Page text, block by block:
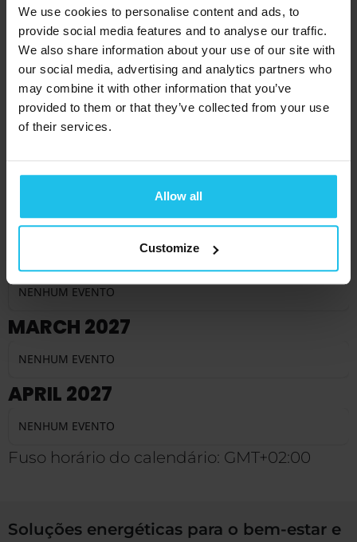
We use cookies to personalise content and ads, to
provide social media features and to analyse our traffic.
We also share information about your use of our site with
our social media, advertising and analytics partners who
may combine it with other information that you’ve
provided to them or that they’ve collected from your use
of their services.
Allow all
Customize
NENHUM EVENTO
NOVEMBRO DE 2026
NENHUM EVENTO
DEZEMBRO DE 2026
NENHUM EVENTO
JANEIRO DE 2027
NENHUM EVENTO
FEVEREIRO DE 2027
NENHUM EVENTO
MARCH 2027
NENHUM EVENTO
APRIL 2027
NENHUM EVENTO
Fuso horário do calendário: GMT+02:00
Soluções energéticas para o bem-estar e